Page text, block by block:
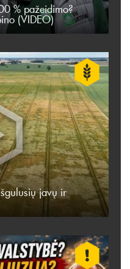
% pažeidimo?
(VIDEO)
javų ir